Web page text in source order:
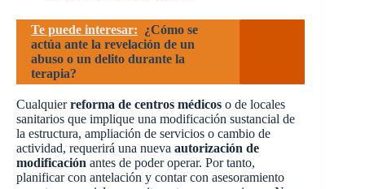
Te puede interesar: ¿Cómo se
actúa ante la revelación de un
abuso o un delito durante la
terapia?
Cualquierreforma de centros médicos o de locales
sanitarios que implique una modificación sustancial de
la estructura, ampliación de servicios o cambio de
actividad, requerirá una nueva autorización de
modificación antes de poder operar. Por tanto,
planificar con antelación y contar con asesoramiento